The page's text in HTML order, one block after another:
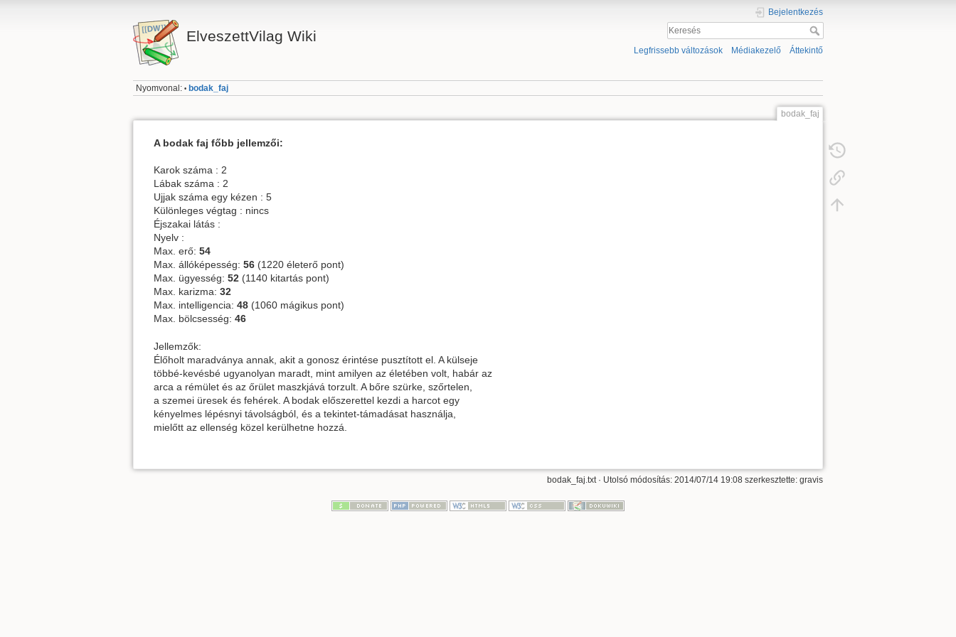
ElveszettVilag Wiki
Bejelentkezés
Legfrissebb változások Médiakezelő Áttekintő
Nyomvonal: • bodak_faj
bodak_faj
A bodak faj főbb jellemzői:
Karok száma : 2
Lábak száma : 2
Ujjak száma egy kézen : 5
Különleges végtag : nincs
Éjszakai látás :
Nyelv :
Max. erő: 54
Max. állóképesség: 56 (1220 életerő pont)
Max. ügyesség: 52 (1140 kitartás pont)
Max. karizma: 32
Max. intelligencia: 48 (1060 mágikus pont)
Max. bölcsesség: 46
Jellemzők:
Élőholt maradványa annak, akit a gonosz érintése pusztított el. A külseje
többé-kevésbé ugyanolyan maradt, mint amilyen az életében volt, habár az
arca a rémület és az őrület maszkjává torzult. A bőre szürke, szőrtelen,
a szemei üresek és fehérek. A bodak előszerettel kezdi a harcot egy
kényelmes lépésnyi távolságból, és a tekintet-támadásat használja,
mielőtt az ellenség közel kerülhetne hozzá.
bodak_faj.txt · Utolsó módosítás: 2014/07/14 19:08 szerkesztette: gravis